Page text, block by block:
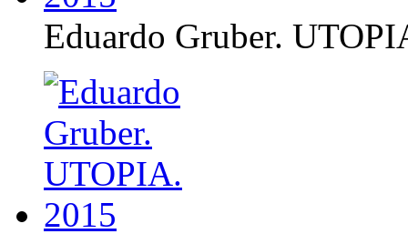
Eduardo Gruber.